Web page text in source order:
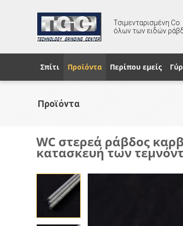
Τσιμενταρισμένη
όλων των ειδών
Σπίτι Προϊόντα Περίπου εμείς
Προϊόντα
WC στερεά ράβδος
κατασκευή των